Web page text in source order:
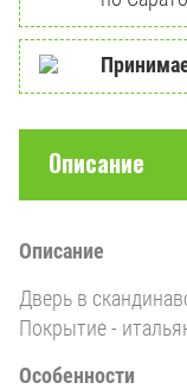
Описание
Описание
Дверь в
Покрытие -
Особенности